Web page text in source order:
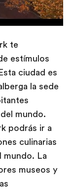
te
estímulos
ciudad es
la sede
mundo.
podrás ir a
culinarias
La
museos y